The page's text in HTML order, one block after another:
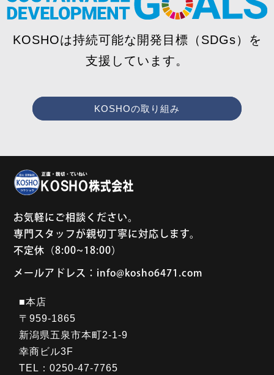
KOSHOは持続可能な開発目標（SDGs）を
支援しています。
KOSHOの取り組み
お気軽にご相談ください。
専門スタッフが親切丁寧に対応します。
不定休（8:00~18:00）
メールアドレス：info@kosho6471.com
■本店
〒959-1865
新潟県五泉市本町2-1-9
幸商ビル3F
TEL：0250-47-7765